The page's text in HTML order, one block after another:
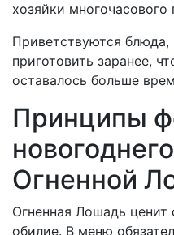
хозяйки многочасового
Приветствуются
приготовить заранее,
оставалось больше
Принципы
Огненной
Огненная Лошадь ценит
обилие. В меню